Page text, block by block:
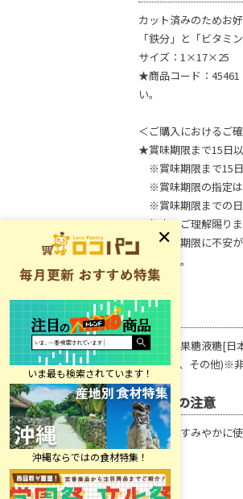
カット済みのためお
「鉄分」と「ビタミ
サイズ：1×17×25
★商品コード：
い。
＜ご購入におけるご
★賞味期限まで15日
※賞味期限まで15日
※賞味期限の指定は
※賞味期限までの日
何卒、ご理解賜りま
※賞味期限に不安が
ください。
原材料
ぶどう糖果糖液糖[日
イタリア、その他)※
使用上の注意
解凍後はすみやかに使